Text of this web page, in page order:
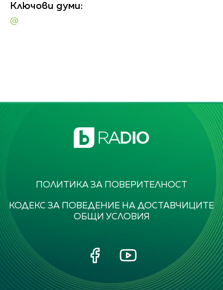
Ключови думи:
@
ПОЛИТИКА ЗА ПОВЕРИТЕЛНОСТ
КОДЕКС ЗА ПОВЕДЕНИЕ НА ДОСТАВЧИЦИТЕ
ОБЩИ УСЛОВИЯ